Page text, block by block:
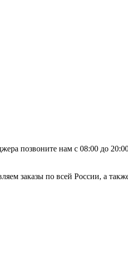
позвоните нам с 08:00 до
заказы по всей России, а